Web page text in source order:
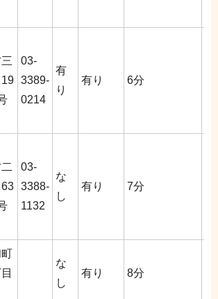
03-
3389-
0214
有
り
有り 6分
03-
3388-
1132
な
し
有り 7分
な
し
有り 8分